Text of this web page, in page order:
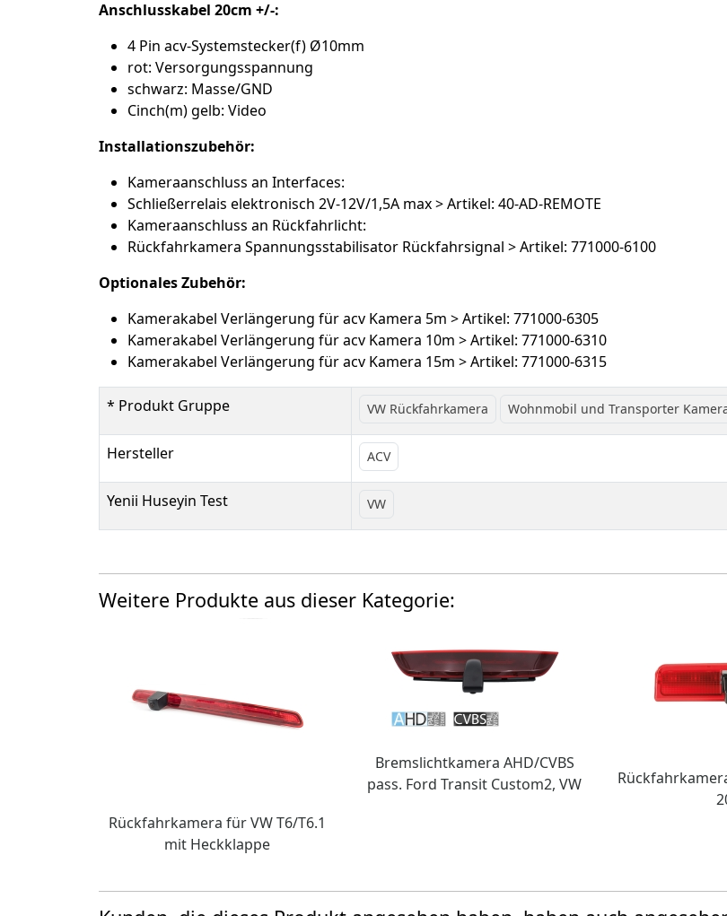
Anschlusskabel 20cm +/-:
4 Pin acv-Systemstecker(f) Ø10mm
rot: Versorgungsspannung
schwarz: Masse/GND
Cinch(m) gelb: Video
Installationszubehör:
Kameraanschluss an Interfaces:
Schließerrelais elektronisch 2V-12V/1,5A max > Artikel: 40-AD-REMOTE
Kameraanschluss an Rückfahrlicht:
Rückfahrkamera Spannungsstabilisator Rückfahrsignal > Artikel: 771000-6100
Optionales Zubehör:
Kamerakabel Verlängerung für acv Kamera 5m > Artikel: 771000-6305
Kamerakabel Verlängerung für acv Kamera 10m > Artikel: 771000-6310
Kamerakabel Verlängerung für acv Kamera 15m > Artikel: 771000-6315
* Produkt Gruppe VW Rückfahrkamera Wohnmobil und Transporter
Hersteller ACV
Yenii Huseyin Test VW
Weitere Produkte aus dieser Kategorie:
Rückfahrkamera für VW T6/T6.1
mit Heckklappe
Bremslichtkamera AHD/CVBS
pass. Ford Transit Custom2, VW